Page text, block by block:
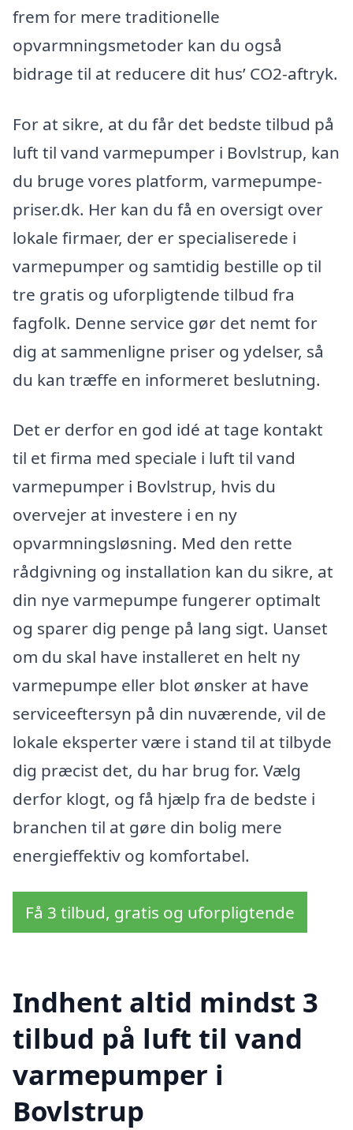
frem for mere traditionelle
opvarmningsmetoder kan du også
bidrage til at reducere dit hus’ CO2-aftryk.
For at sikre, at du får det bedste tilbud på
luft til vand varmepumper i Bovlstrup, kan
du bruge vores platform, varmepumpe-
priser.dk. Her kan du få en oversigt over
lokale firmaer, der er specialiserede i
varmepumper og samtidig bestille op til
tre gratis og uforpligtende tilbud fra
fagfolk. Denne service gør det nemt for
dig at sammenligne priser og ydelser, så
du kan træffe en informeret beslutning.
Det er derfor en god idé at tage kontakt
til et firma med speciale i luft til vand
varmepumper i Bovlstrup, hvis du
overvejer at investere i en ny
opvarmningsløsning. Med den rette
rådgivning og installation kan du sikre, at
din nye varmepumpe fungerer optimalt
og sparer dig penge på lang sigt. Uanset
om du skal have installeret en helt ny
varmepumpe eller blot ønsker at have
serviceeftersyn på din nuværende, vil de
lokale eksperter være i stand til at tilbyde
dig præcist det, du har brug for. Vælg
derfor klogt, og få hjælp fra de bedste i
branchen til at gøre din bolig mere
energieffektiv og komfortabel.
Få 3 tilbud, gratis og uforpligtende
Indhent altid mindst 3
tilbud på luft til vand
varmepumper i
Bovlstrup